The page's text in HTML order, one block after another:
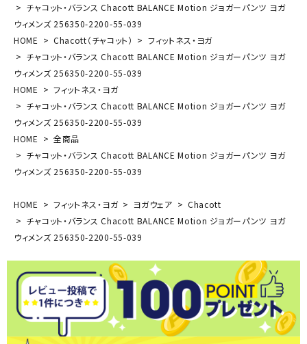
チャコット・バランス Chacott BALANCE Motion ジョガーパンツ ヨガ
ウィメンズ 256350-2200-55-039
HOME
Chacott（チャコット）
フィットネス・ヨガ
チャコット・バランス Chacott BALANCE Motion ジョガーパンツ ヨガ
ウィメンズ 256350-2200-55-039
HOME
フィットネス・ヨガ
チャコット・バランス Chacott BALANCE Motion ジョガーパンツ ヨガ
ウィメンズ 256350-2200-55-039
HOME
全商品
チャコット・バランス Chacott BALANCE Motion ジョガーパンツ ヨガ
ウィメンズ 256350-2200-55-039
HOME フィットネス・ヨガ ヨガウェア
Chacott
チャコット・バランス Chacott BALANCE Motion ジョガーパンツ ヨガ
ウィメンズ 256350-2200-55-039